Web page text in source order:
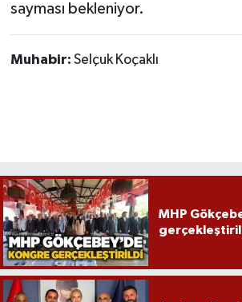
sayması bekleniyor.
Muhabir: Selçuk Koçaklı
MHP
Röportaj
Yaşam